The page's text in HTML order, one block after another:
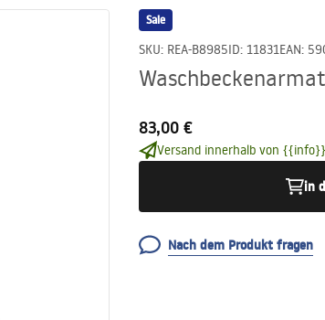
Sale
SKU: REA-B8985ID: 11831EAN:
83,00 €
Versand innerhalb von
in
Nach dem Produkt fragen